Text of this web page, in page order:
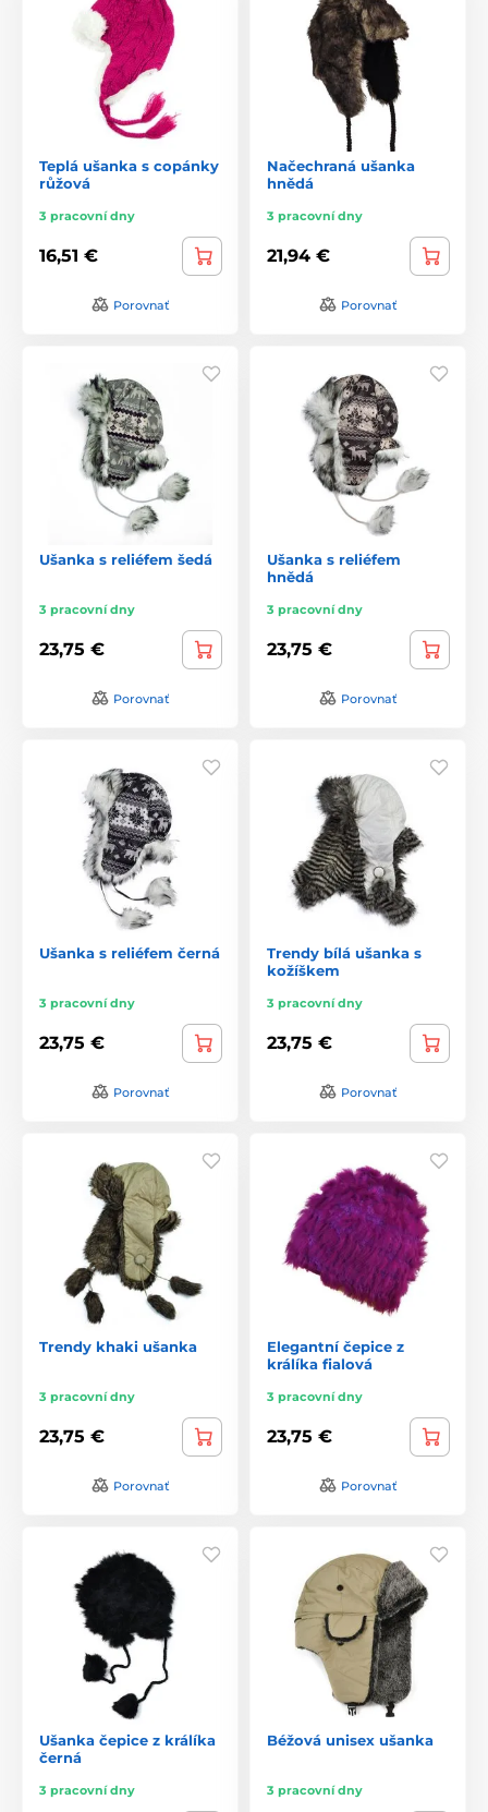
Teplá ušanka s copánky
růžová
3 pracovní dny
16,51 €
Porovnať
Načechraná ušanka
hnědá
3 pracovní dny
21,94 €
Porovnať
Ušanka s reliéfem šedá
3 pracovní dny
23,75 €
Porovnať
Ušanka s reliéfem
hnědá
3 pracovní dny
23,75 €
Porovnať
Ušanka s reliéfem černá
3 pracovní dny
23,75 €
Porovnať
Trendy bílá ušanka s
kožíškem
3 pracovní dny
23,75 €
Porovnať
Trendy khaki ušanka
3 pracovní dny
23,75 €
Porovnať
Elegantní čepice z
králíka fialová
3 pracovní dny
23,75 €
Porovnať
Ušanka čepice z králíka
černá
3 pracovní dny
Béžová unisex ušanka
3 pracovní dny